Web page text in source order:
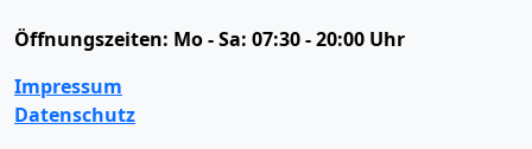
Öffnungszeiten: Mo - Sa: 07:30 - 20:00 Uhr
Impressum
Datenschutz